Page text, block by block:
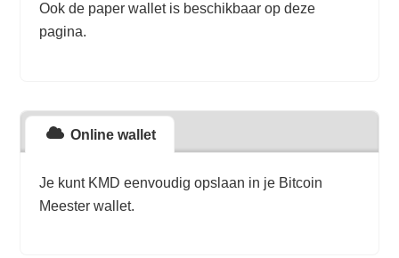
Ook de paper wallet is beschikbaar op deze
pagina.
Online wallet
Je kunt KMD eenvoudig opslaan in je Bitcoin
Meester wallet.